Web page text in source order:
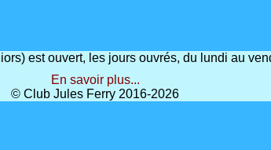
est ouvert, les jours ouvrés, du lundi au
En savoir plus...
© Club Jules Ferry 2016-2026